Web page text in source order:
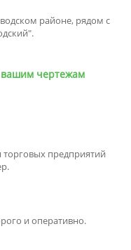
районе, рядом с
вашим чертежам
предприятий
и оперативно.